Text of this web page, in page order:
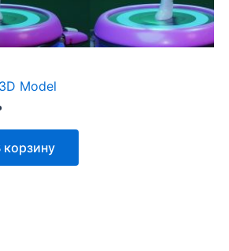
Model
корзину